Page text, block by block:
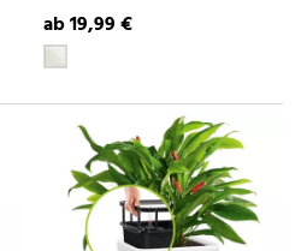
ab 19,99 €